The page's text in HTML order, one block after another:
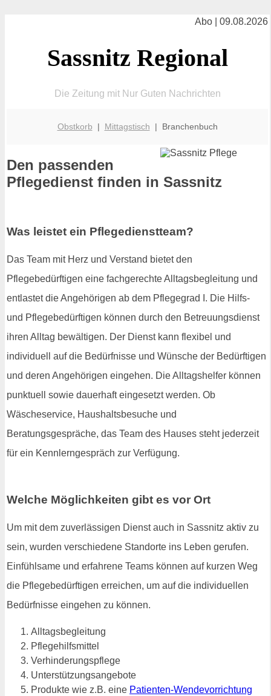
Abo | 09.08.2026
Sassnitz Regional
Die Zeitung mit Nur Guten Nachrichten
Obstkorb | Mittagstisch | Branchenbuch
Den passenden
Pflegedienst finden in Sassnitz
Was leistet ein Pflegedienstteam?
Das Team mit Herz und Verstand bietet den
Pflegebedürftigen eine fachgerechte Alltagsbegleitung und
entlastet die Angehörigen ab dem Pflegegrad I. Die Hilfs-
und Pflegebedürftigen können durch den Betreuungsdienst
ihren Alltag bewältigen. Der Dienst kann flexibel und
individuell auf die Bedürfnisse und Wünsche der Bedürftigen
und deren Angehörigen eingehen. Die Alltagshelfer können
punktuell sowie dauerhaft eingesetzt werden. Ob
Wäscheservice, Haushaltsbesuche und
Beratungsgespräche, das Team des Hauses steht jederzeit
für ein Kennlerngespräch zur Verfügung.
Welche Möglichkeiten gibt es vor Ort
Um mit dem zuverlässigen Dienst auch in Sassnitz aktiv zu
sein, wurden verschiedene Standorte ins Leben gerufen.
Einfühlsame und erfahrene Teams können auf kurzen Weg
die Pflegebedürftigen erreichen, um auf die individuellen
Bedürfnisse eingehen zu können.
Alltagsbegleitung
Pflegehilfsmittel
Verhinderungspflege
Unterstützungsangebote
Produkte wie z.B. eine Patienten-Wendevorrichtung